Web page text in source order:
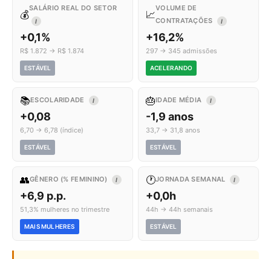
💰
SALÁRIO REAL DO SETOR
I
+0,1%
R$ 1.872 → R$ 1.874
ESTÁVEL
📈
VOLUME DE
CONTRATAÇÕES
I
+16,2%
297 → 345 admissões
ACELERANDO
📚ESCOLARIDADE I
+0,08
6,70 → 6,78 (índice)
ESTÁVEL
🎂IDADE MÉDIA I
-1,9 anos
33,7 → 31,8 anos
ESTÁVEL
👥GÊNERO (% FEMININO) I
+6,9 p.p.
51,3% mulheres no trimestre
MAIS MULHERES
🕐JORNADA SEMANAL I
+0,0h
44h → 44h semanais
ESTÁVEL